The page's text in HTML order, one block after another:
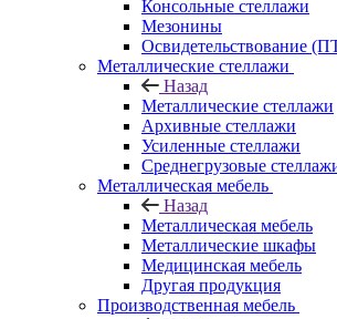
Консольные стеллажи
Мезонины
Освидетельствование
Металлические стеллажи
Назад
Металлические стеллажи
Архивные стеллажи
Усиленные стеллажи
Среднегрузовые
Металлическая мебель
Назад
Металлическая мебель
Металлические шкафы
Медицинская мебель
Другая продукция
Производственная мебель